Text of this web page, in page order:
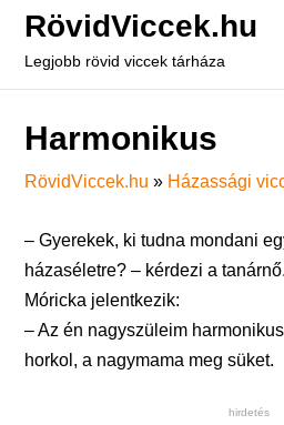
RövidViccek.hu
Legjobb rövid viccek tárháza
Harmonikus
RövidViccek.hu » Házassági
– Gyerekek, ki tudna mondani
házaséletre? – kérdezi a tanárnő.
Móricka jelentkezik:
– Az én nagyszüleim
horkol, a nagymama meg süket.
hirdetés